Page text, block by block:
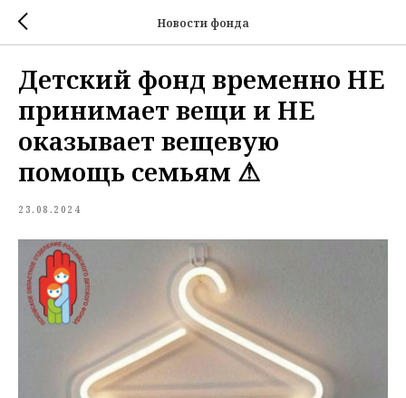
Новости фонда
Детский фонд временно НЕ
принимает вещи и НЕ
оказывает вещевую
помощь семьям ⚠
23.08.2024